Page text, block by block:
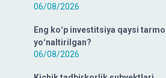
06/08/2026
Eng koʻp investitsiya qaysi
yoʻnaltirilgan?
06/08/2026